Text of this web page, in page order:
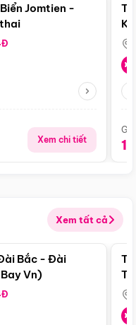
Jomtien -
Xem chi tiết
Xem tất cả
Điểm nổi bật
Bắc - Đài
Vn)